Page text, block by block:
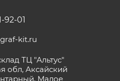
92-01
kit.ru
ТЦ "Альтус"
обл, Аксайский
Малое